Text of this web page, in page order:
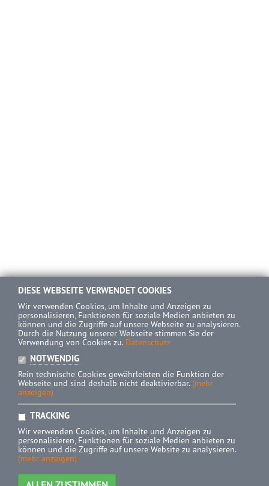
DIESE WEBSEITE VERWENDET COOKIES
Wir verwenden Cookies, um Inhalte und Anzeigen zu
personalisieren, Funktionen für soziale Medien anbieten zu
können und die Zugriffe auf unsere Webseite zu analysieren.
Durch die Nutzung unserer Webseite stimmen Sie der
Verwendung von Cookies zu. Datenschutz
NOTWENDIG
Rein technische Cookies gewährleisten die Funktion der
Webseite und sind deshalb nicht deaktivierbar. (mehr
anzeigen)
TRACKING
Wir verwenden Cookies, um Inhalte und Anzeigen zu
personalisieren, Funktionen für soziale Medien anbieten zu
können und die Zugriffe auf unsere Website zu analysieren.
(mehr anzeigen)